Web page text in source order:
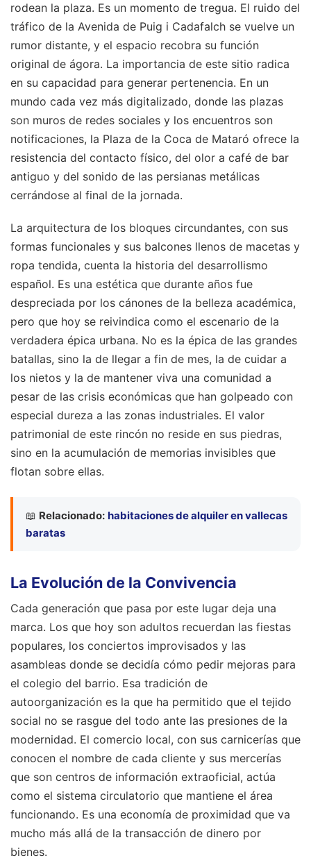
rodean la plaza. Es un momento de tregua. El ruido del
tráfico de la Avenida de Puig i Cadafalch se vuelve un
rumor distante, y el espacio recobra su función
original de ágora. La importancia de este sitio radica
en su capacidad para generar pertenencia. En un
mundo cada vez más digitalizado, donde las plazas
son muros de redes sociales y los encuentros son
notificaciones, la Plaza de la Coca de Mataró ofrece la
resistencia del contacto físico, del olor a café de bar
antiguo y del sonido de las persianas metálicas
cerrándose al final de la jornada.
La arquitectura de los bloques circundantes, con sus
formas funcionales y sus balcones llenos de macetas y
ropa tendida, cuenta la historia del desarrollismo
español. Es una estética que durante años fue
despreciada por los cánones de la belleza académica,
pero que hoy se reivindica como el escenario de la
verdadera épica urbana. No es la épica de las grandes
batallas, sino la de llegar a fin de mes, la de cuidar a
los nietos y la de mantener viva una comunidad a
pesar de las crisis económicas que han golpeado con
especial dureza a las zonas industriales. El valor
patrimonial de este rincón no reside en sus piedras,
sino en la acumulación de memorias invisibles que
flotan sobre ellas.
📖 Relacionado: habitaciones de alquiler en vallecas
baratas
La Evolución de la Convivencia
Cada generación que pasa por este lugar deja una
marca. Los que hoy son adultos recuerdan las fiestas
populares, los conciertos improvisados y las
asambleas donde se decidía cómo pedir mejoras para
el colegio del barrio. Esa tradición de
autoorganización es la que ha permitido que el tejido
social no se rasgue del todo ante las presiones de la
modernidad. El comercio local, con sus carnicerías que
conocen el nombre de cada cliente y sus mercerías
que son centros de información extraoficial, actúa
como el sistema circulatorio que mantiene el área
funcionando. Es una economía de proximidad que va
mucho más allá de la transacción de dinero por
bienes.